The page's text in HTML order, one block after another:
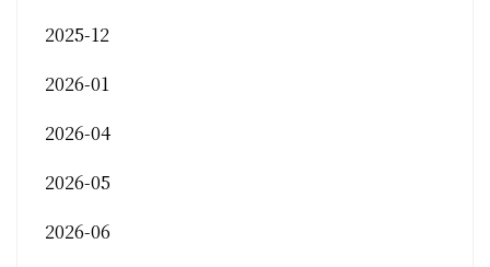
2025-12
2026-01
2026-04
2026-05
2026-06